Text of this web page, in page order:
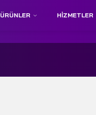
ÜRÜNLER HIZMETLER